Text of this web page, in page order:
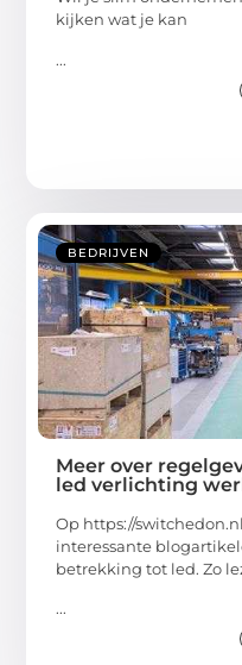
kijken wat je kan
...
BEDRIJVEN
Meer over
led verlichting
Op https://
interessante
betrekking tot led. Zo
...